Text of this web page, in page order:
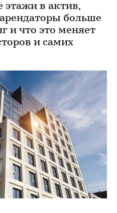
этажи в актив,
больше
и что это меняет
и самих